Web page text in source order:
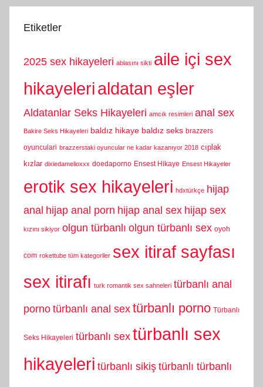
Etiketler
2025 sex hikayeleri ablasını sikti aile içi sex
hikayelerialdatan eşler
Aldatanlar Seks Hikayeleri amcık resimleri anal sex
Bakire Seks Hikayeleri baldız hikaye baldız seks brazzers
oyunculari brazzerstaki oyuncular ne kadar kazanıyor 2018 cıplak
kızlar dixiedamelioxxx doedaporno Ensest Hikaye Ensest Hikayeler
erotik sex hikayeleri hdxtürkçe hijap
anal hijap anal porn hijap anal sex hijap sex
kızını sikiyor olgun türbanlı olgun türbanlı sex oyoh
com rokettube tüm kategoriler sex itiraf sayfası
sex itirafı turk romantik sex sahneleri türbanlı anal
porno türbanlı anal sex türbanlı porno Türbanlı
Seks Hikayeleri türbanlı sex türbanlı sex
hikayeleri türbanlı sikiş türbanlı türbanlı